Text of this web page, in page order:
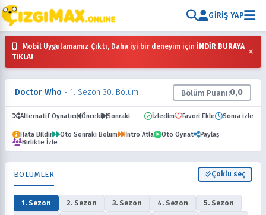
GIRIŞ YAP
Mobil Uygulamamız Çıktı, Daha iyi bir deneyim için İNDİR BURAYA
TIKLA!
×
Doctor Who - 1. Sezon 30. Bölüm Bölüm Puanı:0,0
Alternatif Oynatıcı Önceki Sonraki İzledim Favori Ekle Sonra izle
Hata Bildir Oto Sonraki Bölüm İntro Atla Oto Oynat
Paylaş
Birlikte İzle
BÖLÜMLER Çoklu seç
1. Sezon 2. Sezon 3. Sezon 4. Sezon
5. Sezon